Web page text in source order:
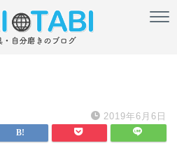
2019年6月6日